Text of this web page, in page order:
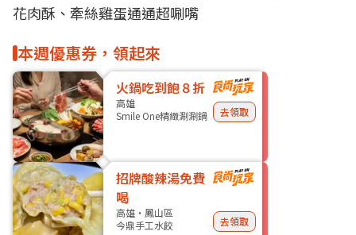
花肉酥、牽絲雞蛋通通超唰嘴
本週優惠券，領起來
火鍋吃到飽８折
高雄
Smile One精緻涮涮鍋
去領取
招牌酸辣湯免費
喝
高雄・鳳山區
今鼎手工水餃
去領取